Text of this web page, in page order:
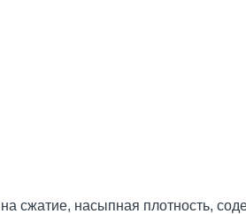
сжатие, насыпная плотность,